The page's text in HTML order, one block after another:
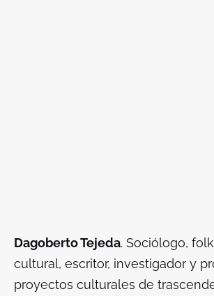
Dagoberto Tejeda. Sociólogo,
cultural, escritor, investigador y
proyectos culturales de